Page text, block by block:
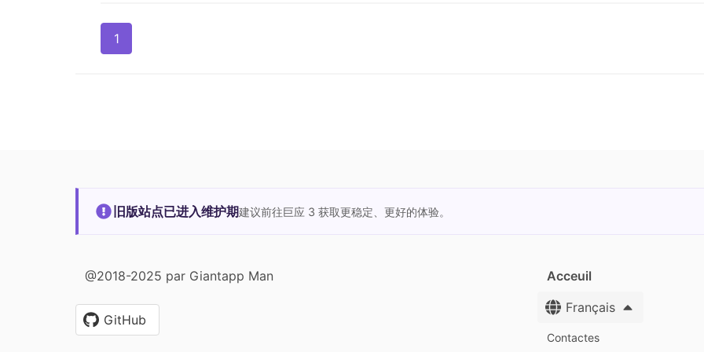
1
旧版站点已进入维护期建议前往巨应 3 获取更稳定、更好的体验。
@2018-2025 par Giantapp Man
GitHub
Acceuil
Français
Contactes